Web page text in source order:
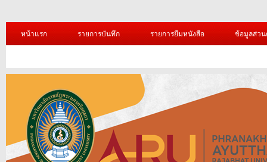
หน้าแรก รายการบันทึก รายการยืมหนังสือ ข้อมูลส่ว